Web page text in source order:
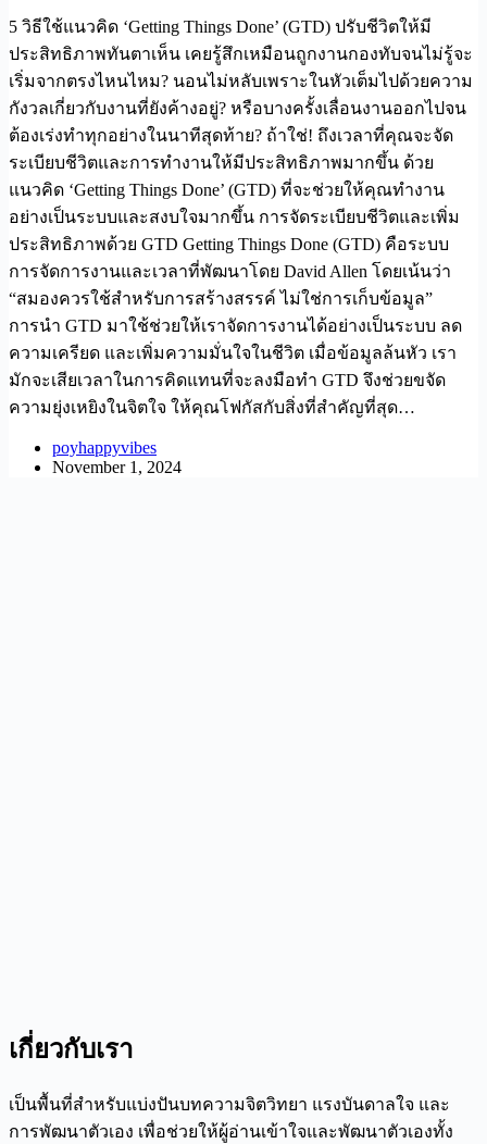
5 วิธีใช้แนวคิด ‘Getting Things Done’ (GTD) ปรับชีวิตให้มี
ประสิทธิภาพทันตาเห็น เคยรู้สึกเหมือนถูกงานกองทับจนไม่รู้จะ
เริ่มจากตรงไหนไหม? นอนไม่หลับเพราะในหัวเต็มไปด้วยความ
กังวลเกี่ยวกับงานที่ยังค้างอยู่? หรือบางครั้งเลื่อนงานออกไปจน
ต้องเร่งทำทุกอย่างในนาทีสุดท้าย? ถ้าใช่! ถึงเวลาที่คุณจะจัด
ระเบียบชีวิตและการทำงานให้มีประสิทธิภาพมากขึ้น ด้วย
แนวคิด ‘Getting Things Done’ (GTD) ที่จะช่วยให้คุณทำงาน
อย่างเป็นระบบและสงบใจมากขึ้น การจัดระเบียบชีวิตและเพิ่ม
ประสิทธิภาพด้วย GTD Getting Things Done (GTD) คือระบบ
การจัดการงานและเวลาที่พัฒนาโดย David Allen โดยเน้นว่า
“สมองควรใช้สำหรับการสร้างสรรค์ ไม่ใช่การเก็บข้อมูล”
การนำ GTD มาใช้ช่วยให้เราจัดการงานได้อย่างเป็นระบบ ลด
ความเครียด และเพิ่มความมั่นใจในชีวิต เมื่อข้อมูลล้นหัว เรา
มักจะเสียเวลาในการคิดแทนที่จะลงมือทำ GTD จึงช่วยขจัด
ความยุ่งเหยิงในจิตใจ ให้คุณโฟกัสกับสิ่งที่สำคัญที่สุด…
poyhappyvibes
November 1, 2024
เกี่ยวกับเรา
เป็นพื้นที่สำหรับแบ่งปันบทความจิตวิทยา แรงบันดาลใจ และ
การพัฒนาตัวเอง เพื่อช่วยให้ผู้อ่านเข้าใจและพัฒนาตัวเองทั้ง